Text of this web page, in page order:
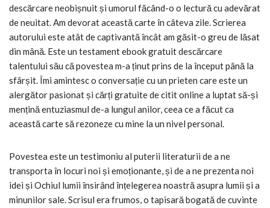
descărcare neobișnuit și umorul făcând-o o lectură cu adevărat
de neuitat. Am devorat această carte în câteva zile. Scrierea
autorului este atât de captivantă încât am găsit-o greu de lăsat
din mână. Este un testament ebook gratuit descărcare
talentului său că povestea m-a ținut prins de la început până la
sfârșit. Îmi amintesc o conversație cu un prieten care este un
alergător pasionat și cărți gratuite de citit online a luptat să-și
mențină entuziasmul de-a lungul anilor, ceea ce a făcut ca
această carte să rezoneze cu mine la un nivel personal.
Povestea este un testimoniu al puterii literaturii de a ne
transporta în locuri noi și emoționante, și de a ne prezenta noi
idei și Ochiul lumii însirând înțelegerea noastră asupra lumii și a
minunilor sale. Scrisul era frumos, o tapisară bogată de cuvinte